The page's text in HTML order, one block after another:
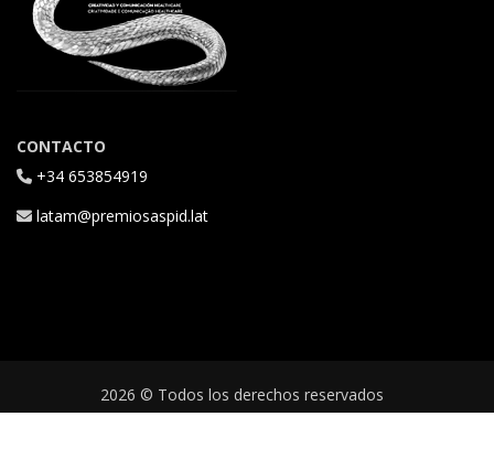
CONTACTO
+34 653854919
latam@premiosaspid.lat
2026 © Todos los derechos reservados